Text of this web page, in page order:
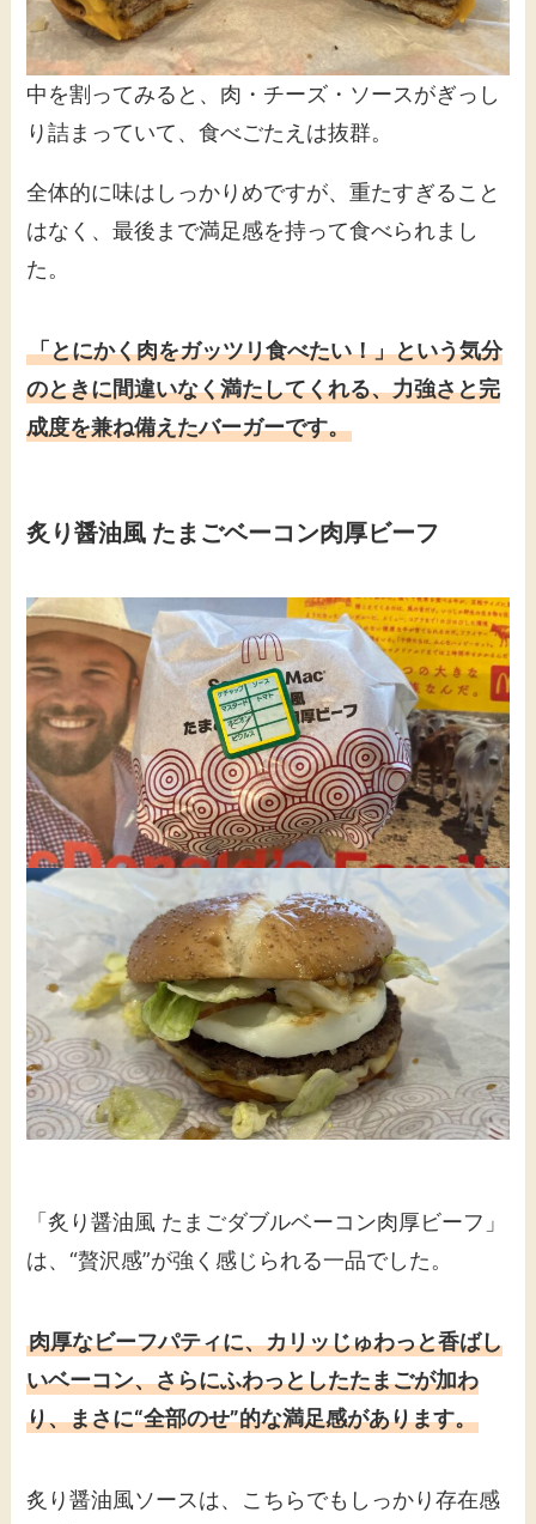
中を割ってみると、肉・チーズ・ソースがぎっし
り詰まっていて、食べごたえは抜群。
全体的に味はしっかりめですが、重たすぎること
はなく、最後まで満足感を持って食べられまし
た。
「とにかく肉をガッツリ食べたい！」という気分
のときに間違いなく満たしてくれる、力強さと完
成度を兼ね備えたバーガーです。
炙り醤油風 たまごベーコン肉厚ビーフ
「炙り醤油風 たまごダブルベーコン肉厚ビーフ」
は、“贅沢感”が強く感じられる一品でした。
肉厚なビーフパティに、カリッじゅわっと香ばし
いベーコン、さらにふわっとしたたまごが加わ
り、まさに“全部のせ”的な満足感があります。
炙り醤油風ソースは、こちらでもしっかり存在感